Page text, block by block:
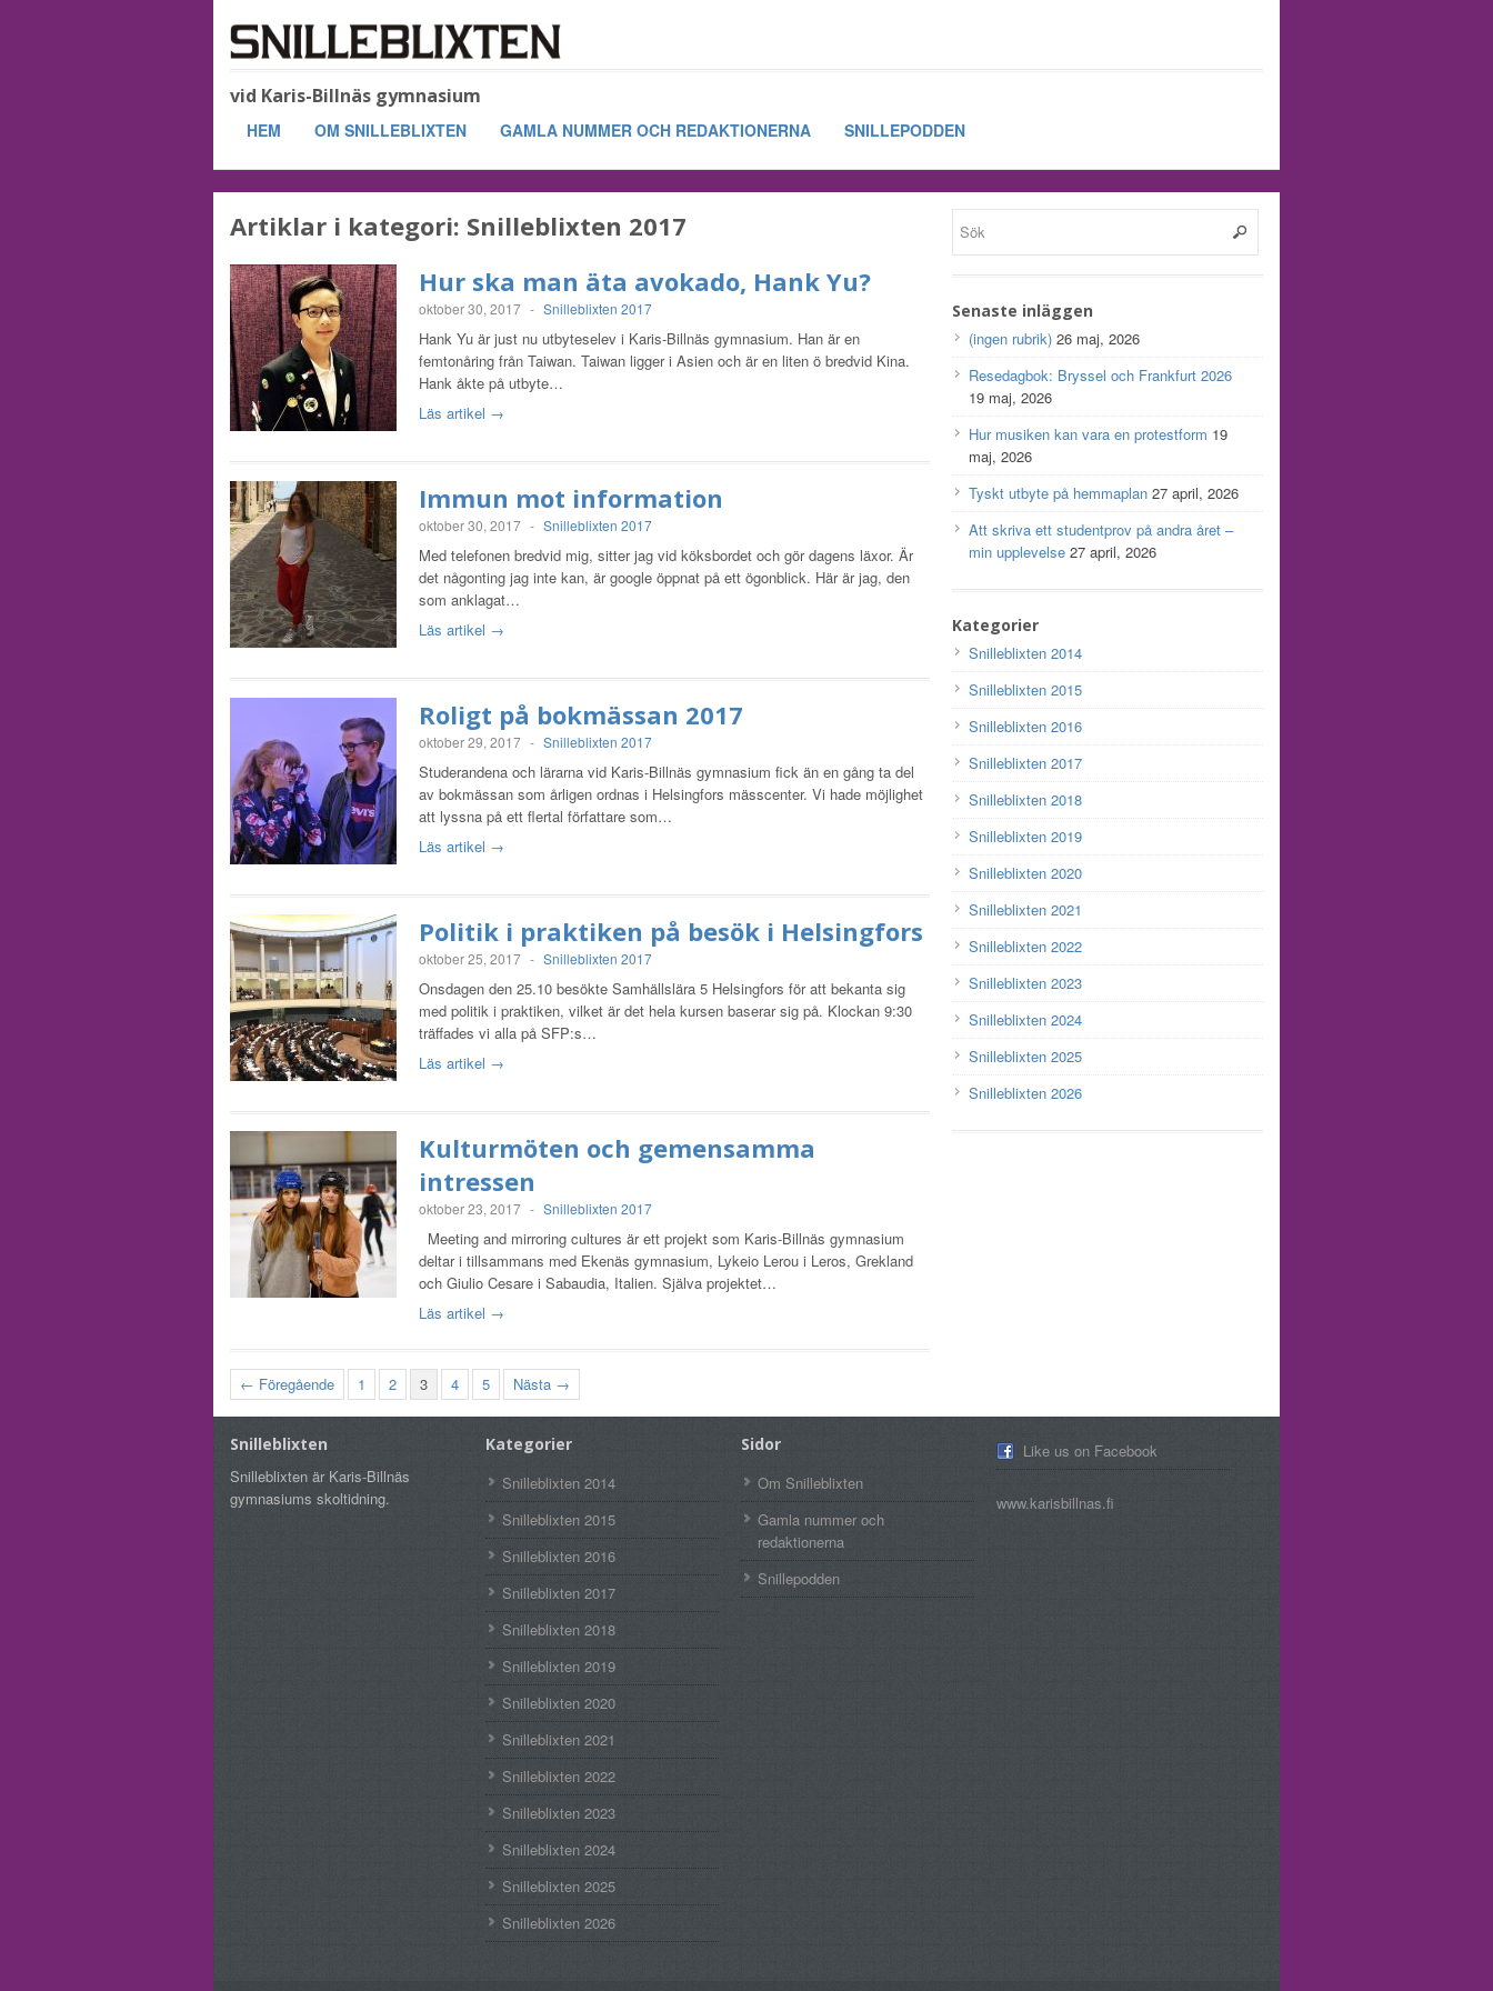
vid Karis-Billnäs gymnasium
HEM OM SNILLEBLIXTEN GAMLA NUMMER OCH REDAKTIONERNA SNILLEPODDEN
Artiklar i kategori: Snilleblixten 2017
Hur ska man äta avokado, Hank Yu?
oktober 30, 2017 - Snilleblixten 2017
Hank Yu är just nu utbyteselev i Karis-Billnäs gymnasium. Han är en
femtonåring från Taiwan. Taiwan ligger i Asien och är en liten ö bredvid Kina.
Hank åkte på utbyte…
Läs artikel →
Immun mot information
oktober 30, 2017 - Snilleblixten 2017
Med telefonen bredvid mig, sitter jag vid köksbordet och gör dagens läxor. Är
det någonting jag inte kan, är google öppnat på ett ögonblick. Här är jag, den
som anklagat…
Läs artikel →
Roligt på bokmässan 2017
oktober 29, 2017 - Snilleblixten 2017
Studerandena och lärarna vid Karis-Billnäs gymnasium fick än en gång ta del
av bokmässan som årligen ordnas i Helsingfors mässcenter. Vi hade möjlighet
att lyssna på ett flertal författare som…
Läs artikel →
Politik i praktiken på besök i Helsingfors
oktober 25, 2017 - Snilleblixten 2017
Onsdagen den 25.10 besökte Samhällslära 5 Helsingfors för att bekanta sig
med politik i praktiken, vilket är det hela kursen baserar sig på. Klockan 9:30
träffades vi alla på SFP:s…
Läs artikel →
Kulturmöten och gemensamma
intressen
oktober 23, 2017 - Snilleblixten 2017
Meeting and mirroring cultures är ett projekt som Karis-Billnäs gymnasium
deltar i tillsammans med Ekenäs gymnasium, Lykeio Lerou i Leros, Grekland
och Giulio Cesare i Sabaudia, Italien. Själva projektet…
Läs artikel →
← Föregående 1 2 3 4 5 Nästa →
Senaste inläggen
(ingen rubrik) 26 maj, 2026
Resedagbok: Bryssel och Frankfurt 2026
19 maj, 2026
Hur musiken kan vara en protestform 19
maj, 2026
Tyskt utbyte på hemmaplan 27 april, 2026
Att skriva ett studentprov på andra året –
min upplevelse 27 april, 2026
Kategorier
Snilleblixten 2014
Snilleblixten 2015
Snilleblixten 2016
Snilleblixten 2017
Snilleblixten 2018
Snilleblixten 2019
Snilleblixten 2020
Snilleblixten 2021
Snilleblixten 2022
Snilleblixten 2023
Snilleblixten 2024
Snilleblixten 2025
Snilleblixten 2026
Snilleblixten
Snilleblixten är Karis-Billnäs
gymnasiums skoltidning.
Kategorier
Snilleblixten 2014
Snilleblixten 2015
Snilleblixten 2016
Snilleblixten 2017
Snilleblixten 2018
Snilleblixten 2019
Snilleblixten 2020
Snilleblixten 2021
Snilleblixten 2022
Snilleblixten 2023
Snilleblixten 2024
Snilleblixten 2025
Snilleblixten 2026
Sidor
Om Snilleblixten
Gamla nummer och
redaktionerna
Snillepodden
Like us on Facebook
www.karisbillnas.fi